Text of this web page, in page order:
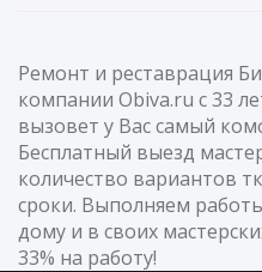
Ремонт и реставрация
компании Obiva.ru с 33
вызовет у Вас самый
Бесплатный выезд
количество вариантов
сроки. Выполняем
дому и в своих
33% на работу!